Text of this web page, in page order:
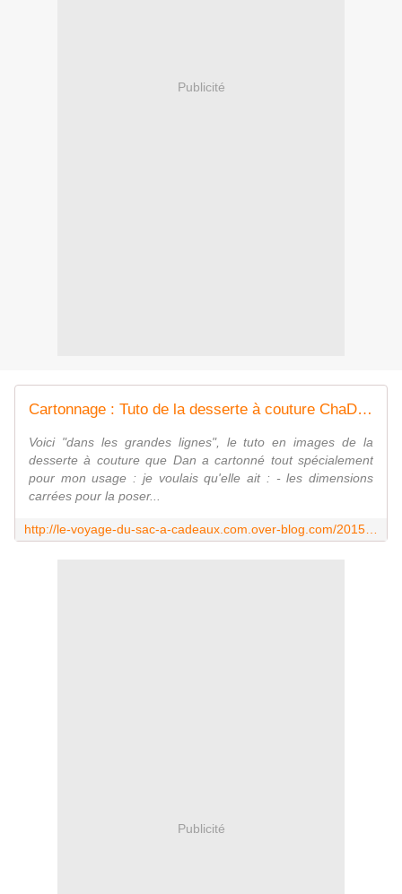
Publicité
Cartonnage : Tuto de la desserte à couture ChaDaNel - Le-voyage-du-sac-à-cadeaux
Voici "dans les grandes lignes", le tuto en images de la
desserte à couture que Dan a cartonné tout spécialement
pour mon usage : je voulais qu'elle ait : - les dimensions
carrées pour la poser...
Publicité